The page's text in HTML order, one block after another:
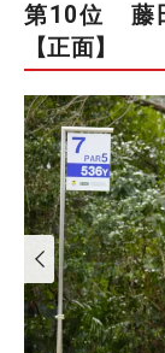
第10位 藤
【正面】